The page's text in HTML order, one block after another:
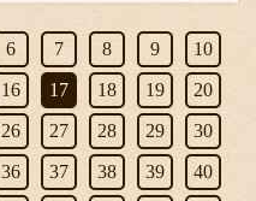
6 7 8 9
10
16 17 18 19
20
26 27 28 29
30
36 37 38 39 40